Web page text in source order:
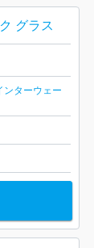
グラス
ンターウェー